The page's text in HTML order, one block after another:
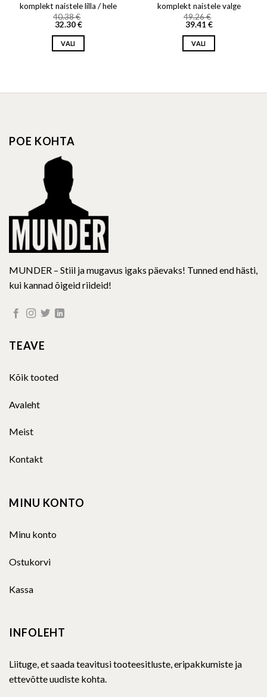
komplekt naistele lilla / hele
40.38€
32.30€
VALI
multiple
may
chosen
on
the
product
page
komplekt naistele valge
49.26€
39.41 €
VALI
multiple
POE KOHTA
MUNDER – Stiil ja mugavus igaks päevaks! Tunned end hästi,
kui kannad õigeid riideid!
TEAVE
Kõik tooted
Avaleht
Meist
Kontakt
MINU KONTO
Minu konto
Ostukorvi
Kassa
INFOLEHT
Liituge, et saada teavitusi tooteesitluste, eripakkumiste ja
ettevõtte uudiste kohta.